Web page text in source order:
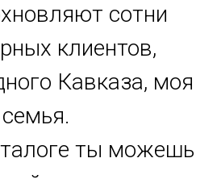
сотни
клиентов,
Кавказа, моя
семья.
ты можешь